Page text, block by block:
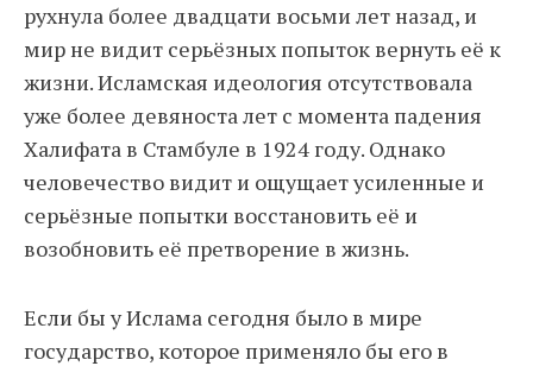
рухнула более двадцати восьми лет назад, и
мир не видит серьёзных попыток вернуть её к
жизни. Исламская идеология отсутствовала
уже более девяноста лет с момента падения
Халифата в Стамбуле в 1924 году. Однако
человечество видит и ощущает усиленные и
серьёзные попытки восстановить её и
возобновить её претворение в жизнь.
Если бы у Ислама сегодня было в мире
государство, которое применяло бы его в